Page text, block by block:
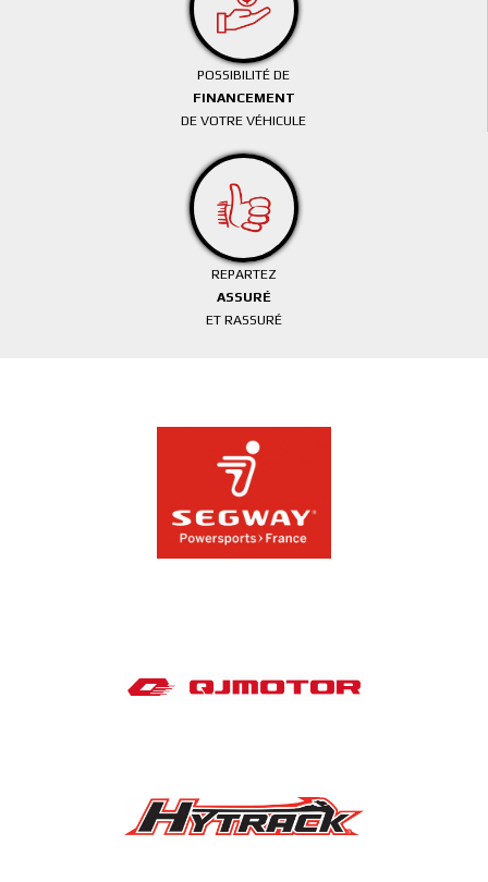
POSSIBILITÉ DE
FINANCEMENT
DE VOTRE VÉHICULE
REPARTEZ
ASSURÉ
ET RASSURÉ